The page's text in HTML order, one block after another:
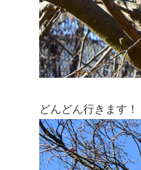
どんどん行きます！